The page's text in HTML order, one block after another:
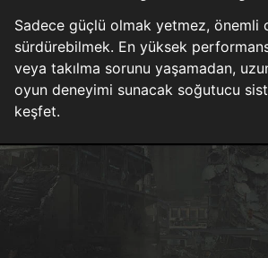
Sadece güçlü olmak yetmez, önemli
sürdürebilmek. En yüksek
veya takılma sorunu yaşamadan,
oyun deneyimi sunacak soğutucu
keşfet.